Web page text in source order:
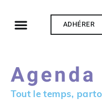
ADHÉRER
Agenda
Tout le temps,